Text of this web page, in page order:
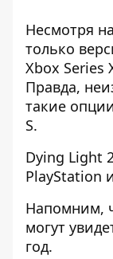
Несмотря
только
Xbox Series
Правда,
такие
S.
Dying Light
PlayStation
Напомним,
могут
год.